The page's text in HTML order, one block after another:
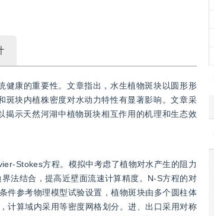
健康的重要性。文章指出，水生植物斑块以圆形形
斑块内植株密度对水动力特性有显著影响。文章采
示天然河湖中植物斑块相互作用的机理和生态效
Stokes方程。模拟中考虑了植物对水产生的阻力
法结合，提高近壁面流速计算精度。N-S方程的对
件参考物理模型试验设置，植物斑块由多个圆柱体
计算域内采用等密度网格划分。进、出口采用对称